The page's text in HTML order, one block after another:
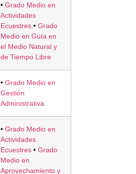
• Grado Medio en
Actividades
Ecuestres • Grado
Medio en Guía en
el Medio Natural y
de Tiempo Libre
• Grado Medio en
Gestión
Administrativa
• Grado Medio en
Actividades
Ecuestres • Grado
Medio en
Aprovechamiento y